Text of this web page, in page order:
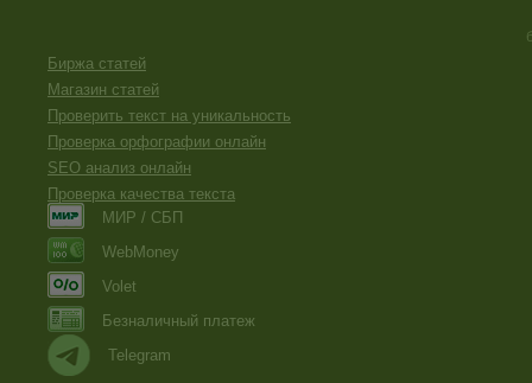
Биржа статей
Магазин статей
Проверить текст на уникальность
Проверка орфографии онлайн
SEO анализ онлайн
Проверка качества текста
МИР / СБП
WebMoney
Volet
Безналичный платеж
Telegram